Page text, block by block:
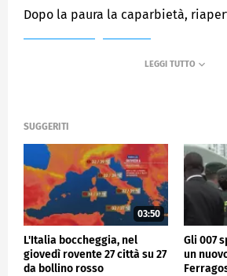
Dopo la paura la caparbietà,
SUGGERITI
03:50
L'Italia boccheggia, nel
giovedì rovente 27 città su 27
da bollino rosso
Gli 007
un